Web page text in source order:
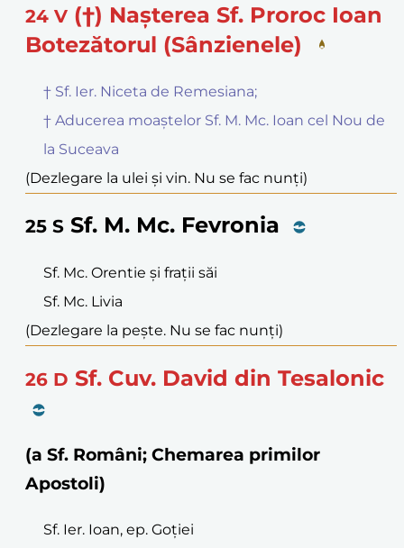
24 V (†) Nașterea Sf. Proroc Ioan
Botezătorul (Sânzienele)
† Sf. Ier. Niceta de Remesiana;
† Aducerea moaștelor Sf. M. Mc. Ioan cel Nou de
la Suceava
(Dezlegare la ulei și vin. Nu se fac nunți)
25 S Sf. M. Mc. Fevronia
Sf. Mc. Orentie și frații săi
Sf. Mc. Livia
(Dezlegare la pește. Nu se fac nunți)
26 D Sf. Cuv. David din Tesalonic
(a Sf. Români; Chemarea primilor
Apostoli)
Sf. Ier. Ioan, ep. Goției